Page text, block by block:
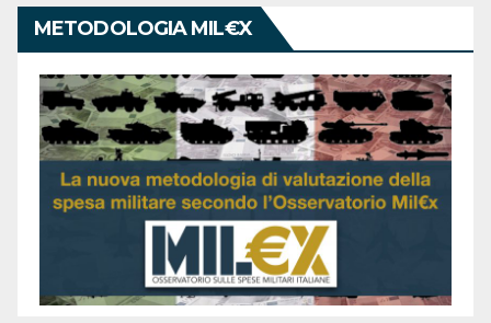
METODOLOGIA MIL€X